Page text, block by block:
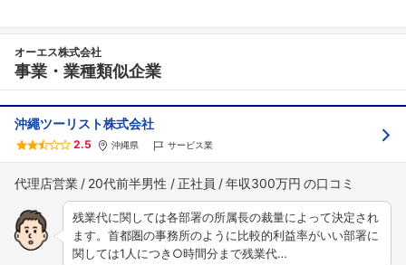
オーエス株式会社
事業・業種類似企業
沖繩ツーリスト株式会社
2.5 沖縄県 サービス業
代理店営業 20代前半男性 正社員 年収300万円
残業代に関しては各部署の所属長の裁量によって決定され
ます。首都圏の事務所のように比較的利益率がいい部署に
関しては1人につき○時間分まで残業代…